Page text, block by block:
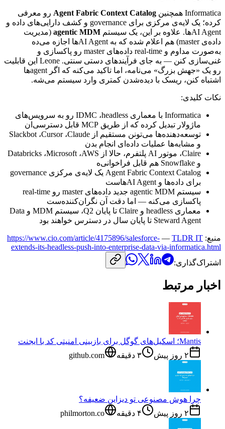
Informatica همچنین Agent Fabric Context Catalog رو معرفی
کرده؛ یک لایه‌ی مرکزی برای governance و کشف دارایی‌های داده و
AI Agentها. علاوه بر این، یک سیستم agentic MDM (مدیریت
داده‌ی master
) هم اعلام شده که به AI Agentها اجازه می‌ده
به‌صورت مداوم و real-time داده‌های master رو پاکسازی و
غنی‌سازی کنن — به جای فرآیندهای دستی سنتی. Leone این قابلیت
رو یک «جهش بزرگ» می‌نامه، اما تاکید می‌کنه که اگر agentها
اشتباه کنن، ریسک با دیده‌شدن کمتری وارد سیستم می‌شه.
نکات کلیدی:
Informatica با معماری headless، IDMC رو به سرویس‌های
ماژولار تبدیل کرده که از طریق MCP قابل دسترسی‌ان
توسعه‌دهنده‌ها می‌تونن مستقیم از Claude، Cursor، Slackbot
و مشابه‌ها عملیات داده‌ای انجام بدن
Claire، موتور AI پلتفرم، حالا از AWS، Microsoft، Databricks
و Snowflake هم قابل فراخوانی‌ه
Agent Fabric Context Catalog یک لایه‌ی مرکزی governance
برای داده‌ها و AI Agentهاست
سیستم agentic MDM جدید داده‌های master رو real-time
پاکسازی می‌کنه — اما دقت آن نگران‌کننده‌ست
معماری headless و Claire تا پایان Q2، سیستم MDM و Data
Steward Agent تا پایان سال در دسترس خواهند بود
منبع: TLDR IT
—
https://www.cio.com/article/4175896/salesforce-
extends-its-headless-push-into-enterprise-data-via-informatica.html
اشتراک‌گذاری:
اخبار مرتبط
Mantis؛ اسکیل‌های گوگل برای بازبینی امنیتی کد با ایجنت
۲ روز پیش
۳ دقیقه github.com
چرا هوش مصنوعی تو دیزاین ضعیفه؟
۲ روز پیش
۴ دقیقه philmorton.co